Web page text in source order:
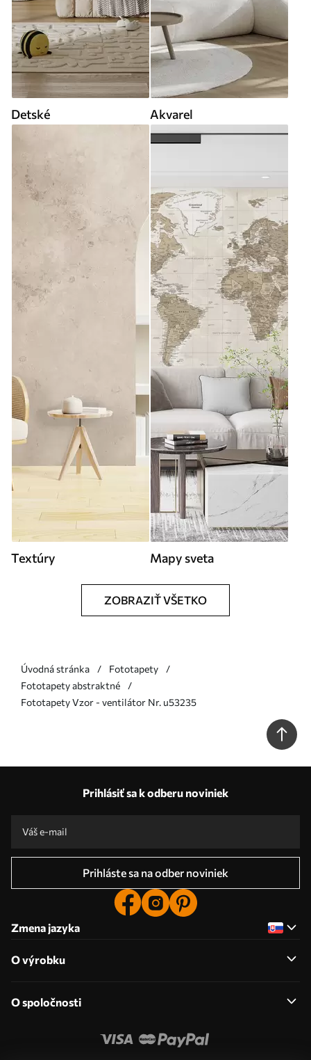
Detské Akvarel
Textúry Mapy sveta
ZOBRAZIŤ VŠETKO
Úvodná stránka
Fototapety
Fototapety abstraktné
Fototapety Vzor - ventilátor Nr. u53235
Prihlásiť sa k odberu noviniek
Prihláste sa na odber noviniek
Zmena jazyka
O výrobku
O spoločnosti